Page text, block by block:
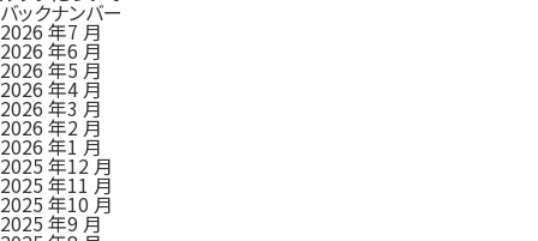
バックナンバー
2026 年7 月
2026 年6 月
2026 年5 月
2026 年4 月
2026 年3 月
2026 年2 月
2026 年1 月
2025 年12 月
2025 年11 月
2025 年10 月
2025 年9 月